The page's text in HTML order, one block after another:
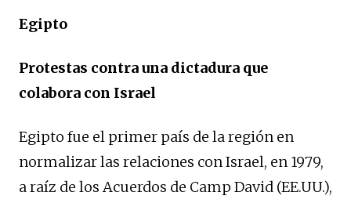
Egipto
Protestas contra una dictadura que
colabora con Israel
Egipto fue el primer país de la región en
normalizar las relaciones con Israel, en 1979,
a raíz de los Acuerdos de Camp David (EE.UU.),